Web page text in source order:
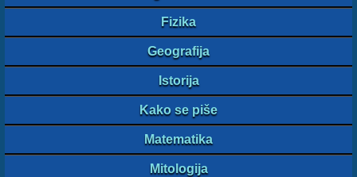
Fizika
Geografija
Istorija
Kako se piše
Matematika
Mitologija